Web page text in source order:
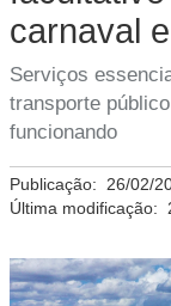
carnaval
Serviços
transporte
funcionando
Publicação: 26/02/
Última modificação: